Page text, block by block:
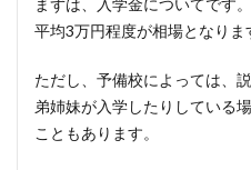
まずは、入学金についてです
平均3万円程度が相場となりま
ただし、予備校によっては、
弟姉妹が入学したりしている
こともあります。